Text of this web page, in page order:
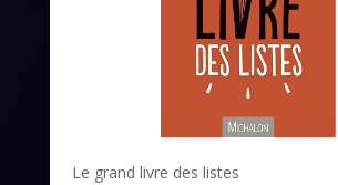
Le grand livre des listes